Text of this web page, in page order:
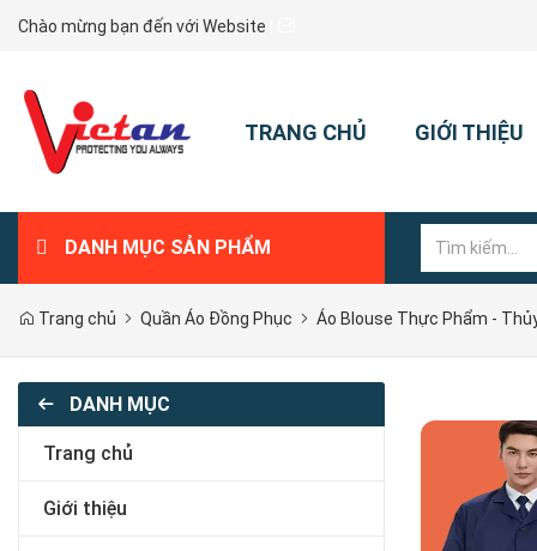
Chào mừng bạn đến với Website
TRANG CHỦ GIỚI THIỆU
DANH MỤC SẢN PHẨM
Trang chủ Quần Áo Đồng Phục Áo Blouse Thực Phẩm -
DANH MỤC
Trang chủ
Giới thiệu